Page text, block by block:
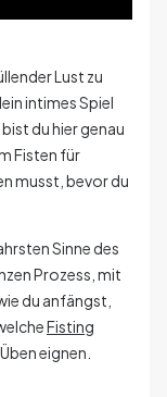
Lust zu
intimes Spiel
du hier genau
Fisten für
musst, bevor du
Sinne des
Prozess, mit
du anfängst,
Fisting
eignen.